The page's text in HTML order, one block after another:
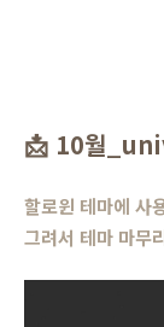
📩 10월
할로윈 테마에 사
그려서 테마 마무